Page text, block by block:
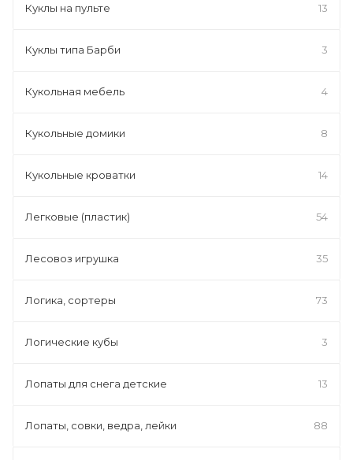
Куклы на пульте 13
Куклы типа Барби 3
Кукольная мебель 4
Кукольные домики 8
Кукольные кроватки 14
Легковые (пластик) 54
Лесовоз игрушка 35
Логика, сортеры 73
Логические кубы 3
Лопаты для снега детские 13
Лопаты, совки, ведра, лейки 88